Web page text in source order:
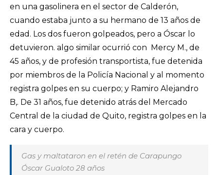
en una gasolinera en el sector de Calderón,
cuando estaba junto a su hermano de 13 años de
edad. Los dos fueron golpeados, pero a Óscar lo
detuvieron. algo similar ocurrió con Mercy M., de
45 años, y de profesión transportista, fue detenida
por miembros de la Policía Nacional y al momento
registra golpes en su cuerpo; y Ramiro Alejandro
B,. De 31 años, fue detenido atrás del Mercado
Central de la ciudad de Quito, registra golpes en la
cara y cuerpo.
Gas y maltataron en el retén de Carapungo
Óscar Gualoto 28 años